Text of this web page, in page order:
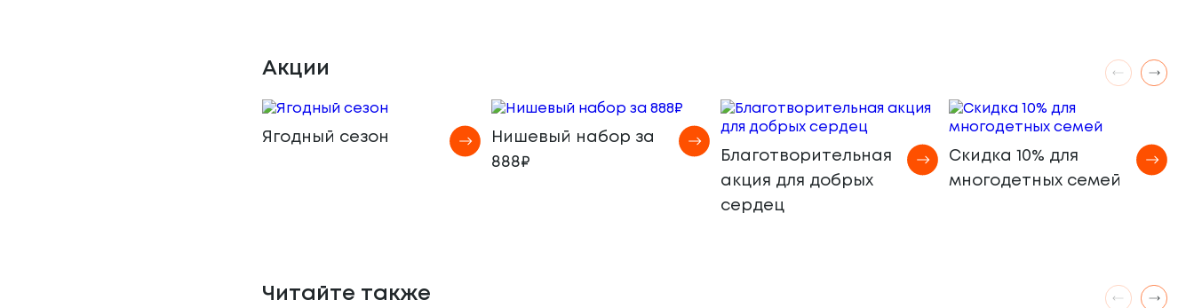
Акции
Ягодный сезон
Нишевый набор за
888₽
Благотворительная
акция для добрых
сердец
Скидка 10% для
многодетных семей
Читайте также